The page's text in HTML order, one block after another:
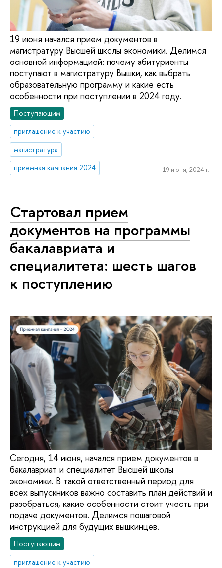
19 июня начался прием документов в
магистратуру Высшей школы экономики. Делимся
основной информацией: почему абитуриенты
поступают в магистратуру Вышки, как выбрать
образовательную программу и какие есть
особенности при поступлении в 2024 году.
Поступающим
приглашение к участию
магистратура
приемная кампания 2024
19 июня, 2024 г.
Стартовал прием
документов на программы
бакалавриата и
специалитета: шесть шагов
к поступлению
Сегодня, 14 июня, начался прием документов в
бакалавриат и специалитет Высшей школы
экономики. В такой ответственный период для
всех выпускников важно составить план действий и
разобраться, какие особенности стоит учесть при
подаче документов. Делимся пошаговой
инструкцией для будущих вышкинцев.
Поступающим
приглашение к участию